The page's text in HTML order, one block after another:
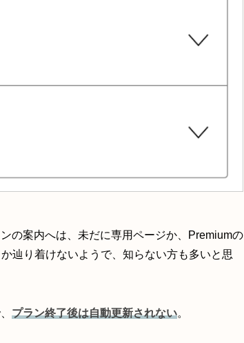
の案内へは、未だに専用ページか、Premiumの
辿り着けないようで、知らない方も多いと思
プラン終了後は自動更新されない。